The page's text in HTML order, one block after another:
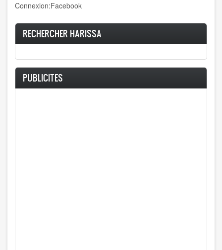
Connexion:Facebook
RECHERCHER HARISSA
PUBLICITES